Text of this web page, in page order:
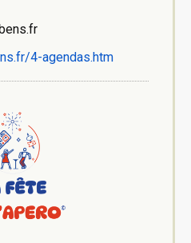
4-agendas.htm